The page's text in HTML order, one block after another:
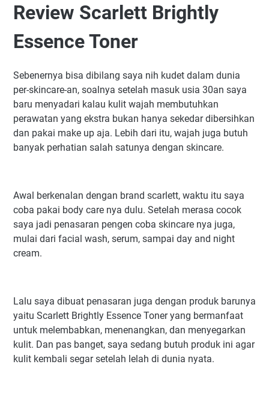
Review Scarlett Brightly
Essence Toner
Sebenernya bisa dibilang saya nih kudet dalam dunia
per-skincare-an, soalnya setelah masuk usia 30an saya
baru menyadari kalau kulit wajah membutuhkan
perawatan yang ekstra bukan hanya sekedar dibersihkan
dan pakai make up aja. Lebih dari itu, wajah juga butuh
banyak perhatian salah satunya dengan skincare.
Awal berkenalan dengan brand scarlett, waktu itu saya
coba pakai body care nya dulu. Setelah merasa cocok
saya jadi penasaran pengen coba skincare nya juga,
mulai dari facial wash, serum, sampai day and night
cream.
Lalu saya dibuat penasaran juga dengan produk barunya
yaitu Scarlett Brightly Essence Toner yang bermanfaat
untuk melembabkan, menenangkan, dan menyegarkan
kulit. Dan pas banget, saya sedang butuh produk ini agar
kulit kembali segar setelah lelah di dunia nyata.